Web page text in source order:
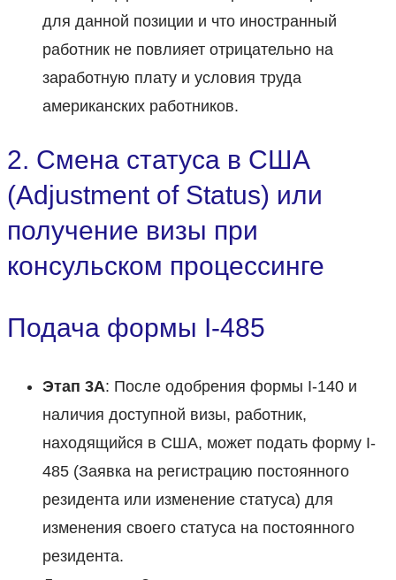
для данной позиции и что иностранный
работник не повлияет отрицательно на
заработную плату и условия труда
американских работников.
2. Смена статуса в США
(Adjustment of Status) или
получение визы при
консульском процессинге
Подача формы I-485
Этап 3A: После одобрения формы I-140 и
наличия доступной визы, работник,
находящийся в США, может подать форму I-
485 (Заявка на регистрацию постоянного
резидента или изменение статуса) для
изменения своего статуса на постоянного
резидента.